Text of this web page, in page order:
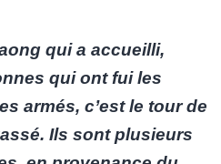
qui a accueilli,
qui ont fui les
armés, c’est le tour de
Ils sont plusieurs